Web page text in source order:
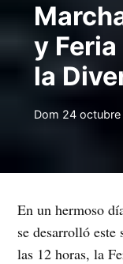
y
la
Dom 24
En un hermoso
se desarrolló
las 12 horas, la